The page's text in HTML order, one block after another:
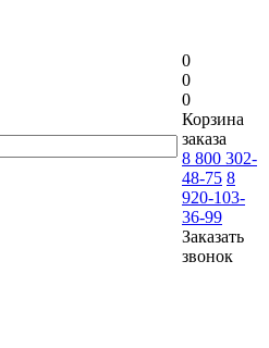
0
0
0
Корзина
заказа
8 800 302-
48-75 8
920-103-
36-99
Заказать
звонок